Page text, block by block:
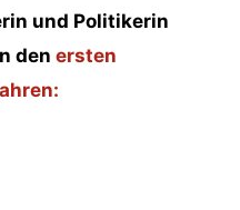
und Politikerin
den ersten